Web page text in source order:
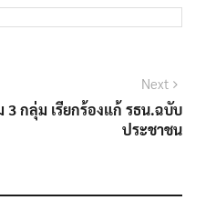
Next
post:
3 กลุ่ม เรียกร้องแก้ รธน.ฉบับ
ประชาชน